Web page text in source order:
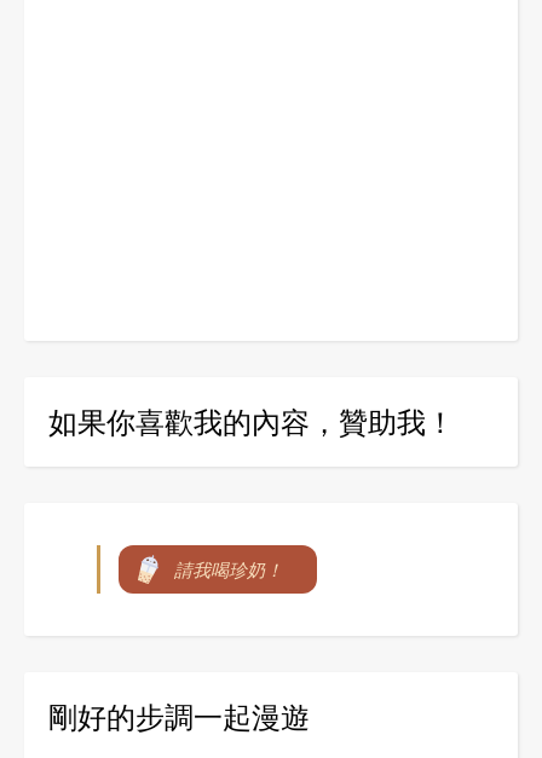
如果你喜歡我的內容，贊助我！
請我喝珍奶！
剛好的步調一起漫遊